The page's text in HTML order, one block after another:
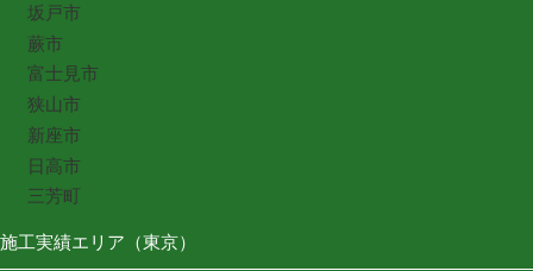
坂戸市
蕨市
富士見市
狭山市
新座市
日高市
三芳町
施工実績エリア（東京）